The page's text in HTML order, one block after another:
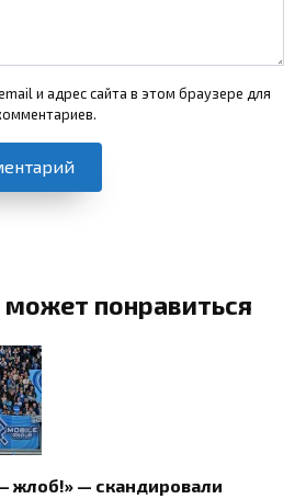
и адрес сайта в этом браузере для
понравиться
жлоб!» — скандировали